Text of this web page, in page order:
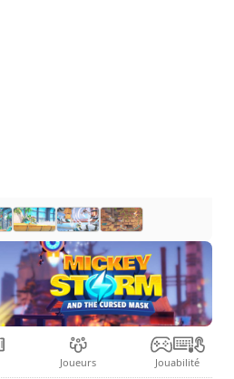
Joueurs Jouabilité